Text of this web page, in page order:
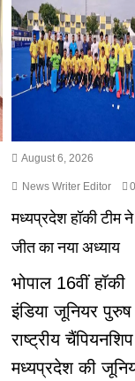
August 6, 2026
News Writer Editor 0
मध्यप्रदेश हॉकी टीम
जीत का नया अध्याय
भोपाल 16वीं हॉकी
इंडिया जूनियर पुरुष
राष्ट्रीय चैंपियनशिप
मध्यप्रदेश की